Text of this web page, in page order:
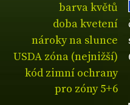
barva květů
doba kvetení
nároky na slunce
USDA zóna (nejnižší)
kód zimní ochrany
pro zóny 5+6